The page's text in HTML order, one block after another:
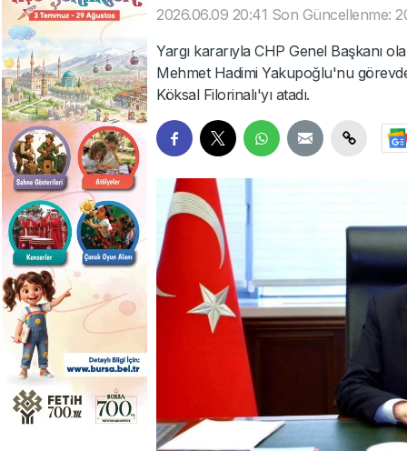
2026.06.09 20:41 Son Güncellenme:
Yargı kararıyla CHP Genel Başkanı
Mehmet Hadimi Yakupoğlu'nu
Köksal Filorinalı'yı atadı.